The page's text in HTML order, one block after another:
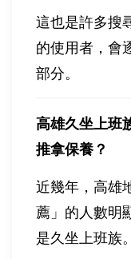
這也是許多搜
的使用者，會
部分。
高雄久坐上班
推拿保養？
近幾年，高雄
薦」的人數明
是久坐上班族。